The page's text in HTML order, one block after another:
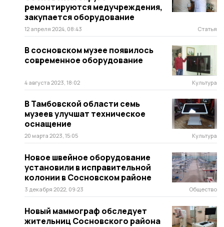
ремонтируются медучреждения,
закупается оборудование
12 апреля 2024, 08:43 Статья
В сосновском музее появилось
современное оборудование
4 августа 2023, 18:02 Культура
В Тамбовской области семь
музеев улучшат техническое
оснащение
20 марта 2023, 15:05 Культура
Новое швейное оборудование
установили в исправительной
колонии в Сосновском районе
3 декабря 2022, 09:23 Общество
Новый маммограф обследует
жительниц Сосновского района